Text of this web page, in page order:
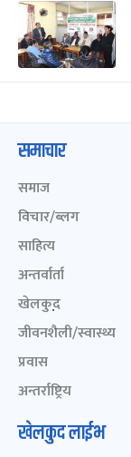
समाचार
समाज
विचार/ब्लग
साहित्य
अन्तर्वार्ता
खेलकुद़़
जीवनशैली/स्वास्थ्य
प्रवास
अन्तर्राष्ट्रिय
खेलकुद लाईभ